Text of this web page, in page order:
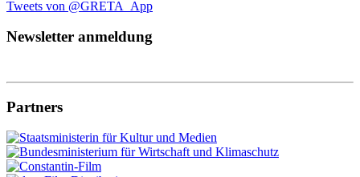
Tweets von @GRETA_App
Newsletter anmeldung
Partners